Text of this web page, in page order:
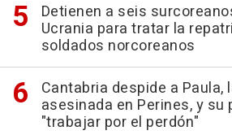
Detienen a seis
Ucrania para tratar la
soldados norcoreanos
Cantabria despide a Paula,
asesinada en Perines, y su
"trabajar por el perdón"